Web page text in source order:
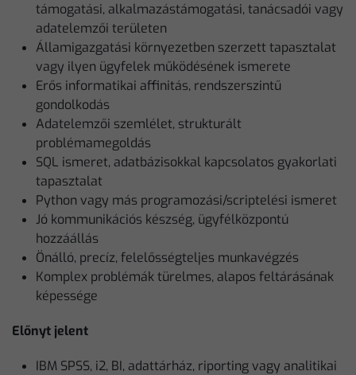
támogatási, alkalmazástámogatási, tanácsadói vagy
adatelemzői területen
Államigazgatási környezetben szerzett tapasztalat
vagy ilyen ügyfelek működésének ismerete
Erős informatikai affinitás, rendszerszintű
gondolkodás
Adatelemzői szemlélet, strukturált
problémamegoldás
SQL ismeret, adatbázisokkal kapcsolatos gyakorlati
tapasztalat
Python vagy más programozási/scriptelési ismeret
Jó kommunikációs készség, ügyfélközpontú
hozzáállás
Önálló, precíz, felelősségteljes munkavégzés
Komplex problémák türelmes, alapos feltárásának
képessége
Előnyt jelent
IBM SPSS, i2, BI, adattárház, riporting vagy analitikai